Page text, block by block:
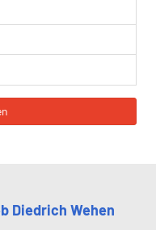
Diedrich Wehen